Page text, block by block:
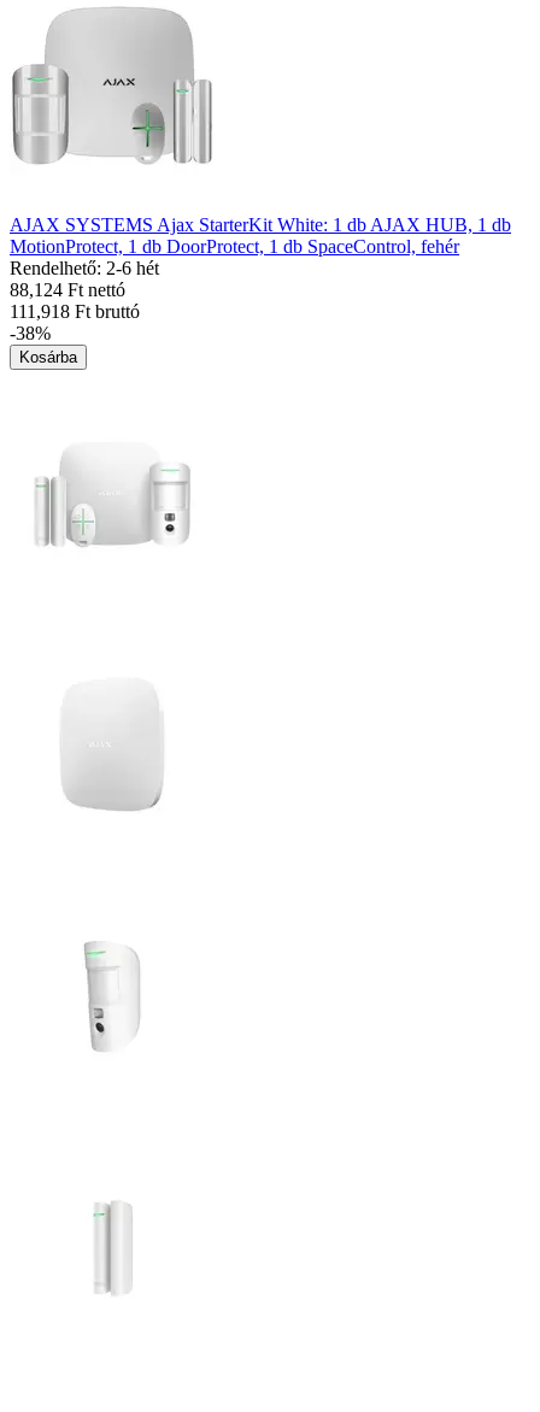
AJAX SYSTEMS Ajax StarterKit White: 1 db AJAX HUB, 1 db
MotionProtect, 1 db DoorProtect, 1 db SpaceControl, fehér
Rendelhető: 2-6 hét
88,124 Ft nettó
111,918 Ft bruttó
-38%
Kosárba